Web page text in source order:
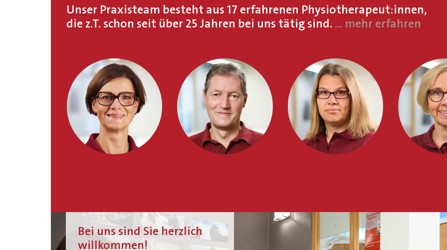
Unser Praxisteam besteht aus 17 erfahrenen Physiotherapeut:innen,
die z.T. schon seit über 25 Jahren bei uns tätig sind. ... mehr erfahren
Bei uns sind Sie herzlich
willkommen!